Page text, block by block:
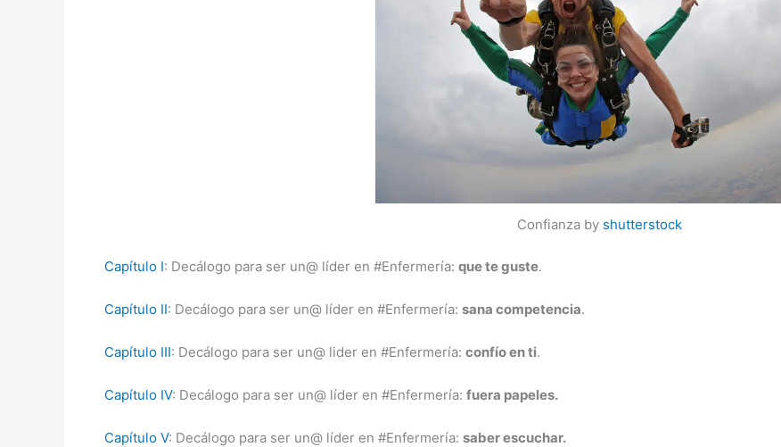
Confianza by shutterstock
Capítulo I: Decálogo para ser un@ líder en #Enfermería: que te guste.
Capítulo II: Decálogo para ser un@ líder en #Enfermería: sana competencia.
Capítulo III: Decálogo para ser un@ lider en #Enfermería: confío en ti.
Capítulo IV: Decálogo para ser un@ líder en #Enfermería: fuera papeles.
Capítulo V: Decálogo para ser un@ líder en #Enfermería: saber escuchar.